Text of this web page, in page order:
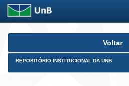
Skip
Voltar
REPOSITÓRIO INSTITUCIONAL DA UNB